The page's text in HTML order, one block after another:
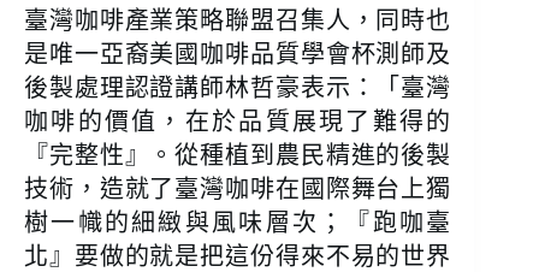
臺灣咖啡產業策略聯盟召集人，同時也
是唯一亞裔美國咖啡品質學會杯測師及
後製處理認證講師林哲豪表示：「臺灣
咖啡的價值，在於品質展現了難得的
『完整性』。從種植到農民精進的後製
技術，造就了臺灣咖啡在國際舞台上獨
樹一幟的細緻與風味層次；『跑咖臺
北』要做的就是把這份得來不易的世界